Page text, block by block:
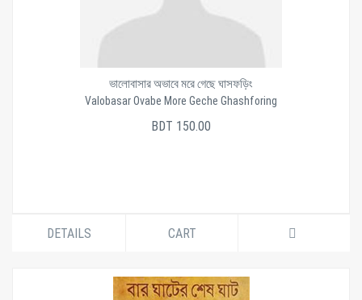
ভালোবাসার অভাবে মরে গেছে ঘাসফড়িং
Valobasar Ovabe More Geche Ghashforing
BDT 150.00
DETAILS CART